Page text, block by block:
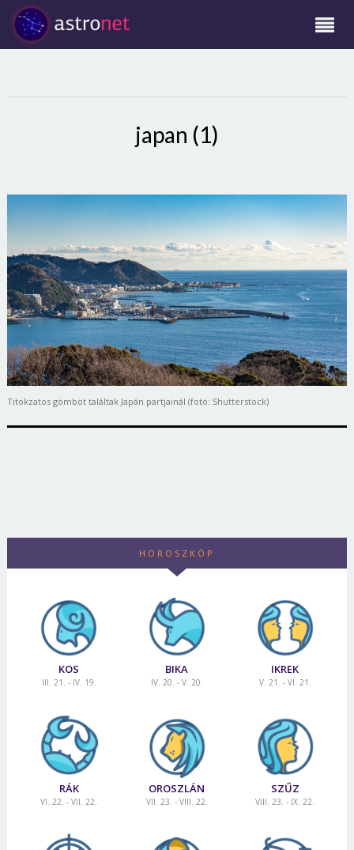
japan (1)
Titokzatos gömböt találtak Japán partjainál (fotó: Shutterstock)
HOROSZKÓP
KOS
III. 21. - IV. 19.
BIKA
IV. 20. - V. 20.
IKREK
V. 21. - VI. 21.
RÁK
VI. 22. - VII. 22.
OROSZLÁN
VII. 23. - VIII. 22.
SZŰZ
VIII. 23. - IX. 22.